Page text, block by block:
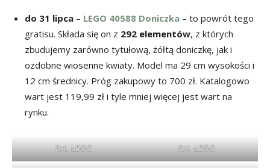
do 31 lipca – LEGO 40588 Doniczka – to powrót tego
gratisu. Składa się on z 292 elementów, z których
zbudujemy zarówno tytułową, żółtą doniczkę, jak i
ozdobne wiosenne kwiaty. Model ma 29 cm wysokości i
12 cm średnicy. Próg zakupowy to 700 zł. Katalogowo
wart jest 119,99 zł i tyle mniej więcej jest wart na
rynku.
fot. LEGO fot. LEGO